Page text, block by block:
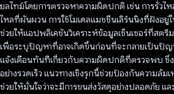
ยลไทม์โดยการตรวจหาความผิดปกติ เช่น การรั่วไ
ไหลที่ผันผวน การใช้โมเดลแมชชีนเลิร์นนิงที่ฝังอ
ช่วยให้แอปพลิเคชันวิเคราะห์ข้อมูลเซ็นเซอร์ที่สตรี
เพื่อระบุปัญหาที่อาจเกิดขึ้นก่อนที่จะกลายเป็นปัญห
แจ้งเตือนทันทีเกี่ยวกับความผิดปกติที่ตรวจพบ ซึ่ง
อย่างรวดเร็ว แนวทางเชิงรุกนี้ช่วยป้องกันความล้ม
ช่วยให้มั่นใจว่าจะมีการขนส่งวัสดุอย่างปลอดภัย แ